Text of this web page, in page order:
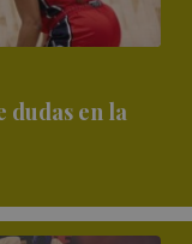
dudas en la